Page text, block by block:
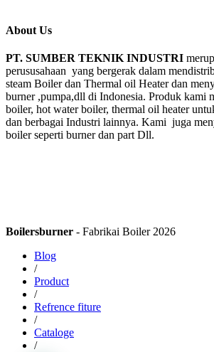
About Us
PT. SUMBER TEKNIK INDUSTRI
perususahaan yang bergerak dalam
steam Boiler dan Thermal oil Heater dan
burner ,pumpa,dll di Indonesia. Produk kami
boiler, hot water boiler, thermal oil heater
dan berbagai Industri lainnya. Kami juga
boiler seperti burner dan part Dll.
Boilersburner - Fabrikai Boiler 2026
Blog
/
Product
/
Refrence fiture
/
Cataloge
/